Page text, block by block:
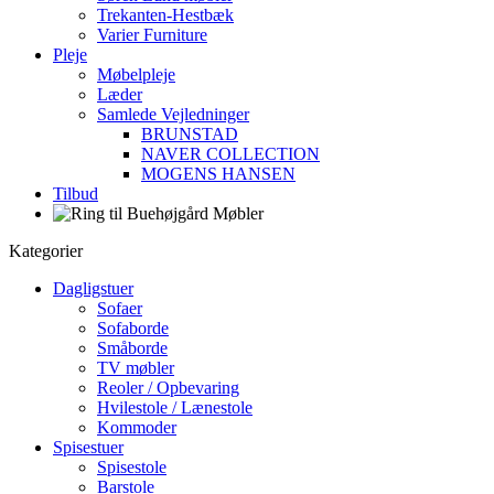
Trekanten-Hestbæk
Varier Furniture
Pleje
Møbelpleje
Læder
Samlede Vejledninger
BRUNSTAD
NAVER COLLECTION
MOGENS HANSEN
Tilbud
Kategorier
Dagligstuer
Sofaer
Sofaborde
Småborde
TV møbler
Reoler / Opbevaring
Hvilestole / Lænestole
Kommoder
Spisestuer
Spisestole
Barstole